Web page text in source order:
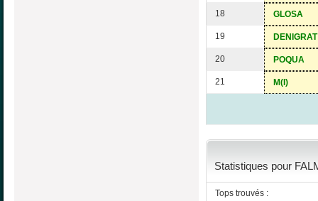
18 GLOSA
19 DENIGRAT
20 POQUA
21 M(I)
Statistiques pour
Tops trouvés :